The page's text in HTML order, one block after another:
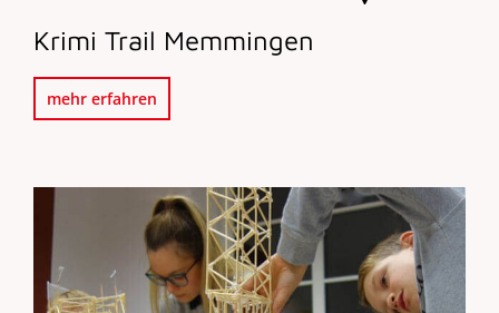
Krimi Trail Memmingen
mehr erfahren